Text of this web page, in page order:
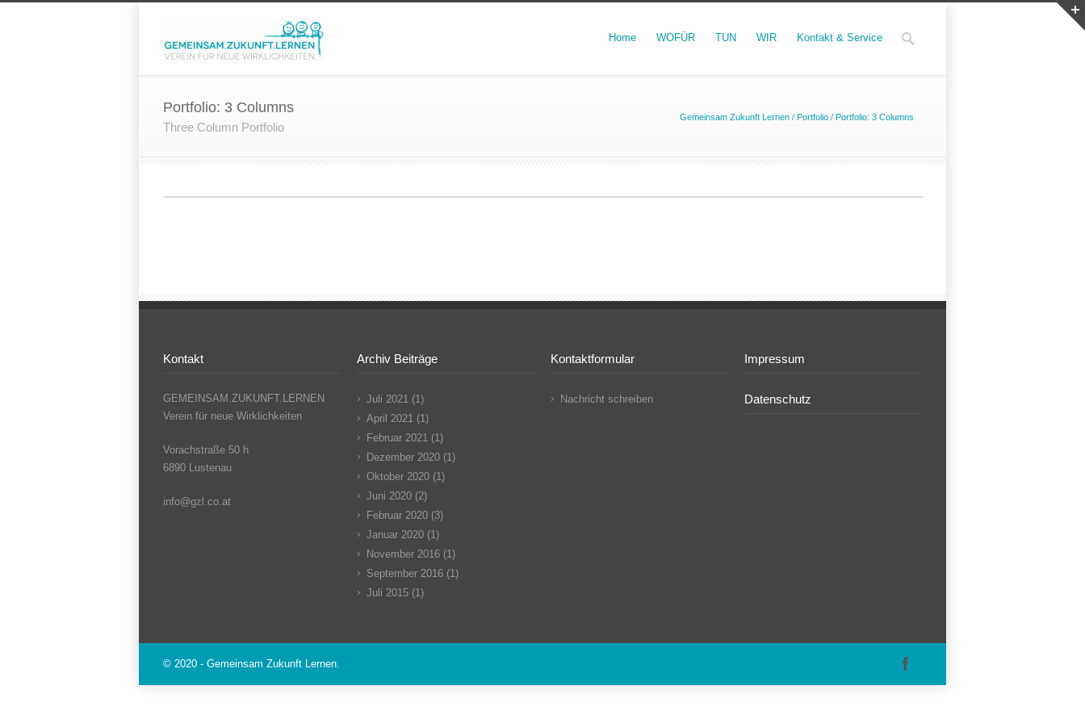
Home WOFÜR TUN WIR Kontakt & Service
Portfolio: 3 Columns
Three Column Portfolio
Gemeinsam Zukunft Lernen / Portfolio / Portfolio: 3 Columns
Kontakt
GEMEINSAM.ZUKUNFT.LERNEN
Verein für neue Wirklichkeiten
Vorachstraße 50 h
6890 Lustenau
info@gzl.co.at
Archiv Beiträge
Juli 2021 (1)
April 2021 (1)
Februar 2021 (1)
Dezember 2020 (1)
Oktober 2020 (1)
Juni 2020 (2)
Februar 2020 (3)
Januar 2020 (1)
November 2016 (1)
September 2016 (1)
Juli 2015 (1)
Kontaktformular
Nachricht schreiben
Impressum
Datenschutz
© 2020 - Gemeinsam Zukunft Lernen.